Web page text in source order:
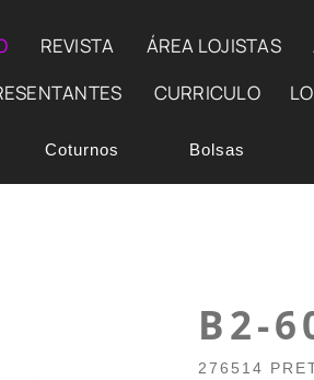
REVISTA ÁREA LOJISTAS
CURRICULO
Coturnos Bolsas
B2-
276514